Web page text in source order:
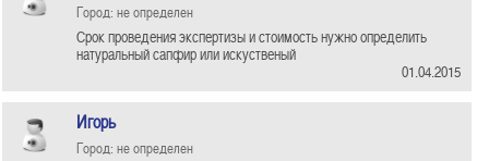
Город: не определен
Срок проведения экспертизы и стоимость нужно определить
натуральный сапфир или искуственый
01.04.2015
Игорь
Город: не определен